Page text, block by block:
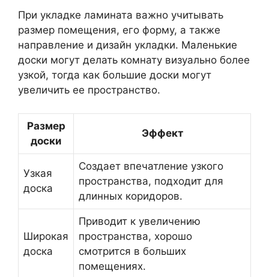
При укладке ламината важно учитывать
размер помещения, его форму, а также
направление и дизайн укладки. Маленькие
доски могут делать комнату визуально более
узкой, тогда как большие доски могут
увеличить ее пространство.
Размер
доски
Эффект
Узкая
доска
Создает впечатление узкого
пространства, подходит для
длинных коридоров.
Широкая
доска
Приводит к увеличению
пространства, хорошо
смотрится в больших
помещениях.